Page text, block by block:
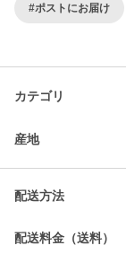
#ポストにお届け
カテゴリ
産地
配送方法
配送料金（送料）